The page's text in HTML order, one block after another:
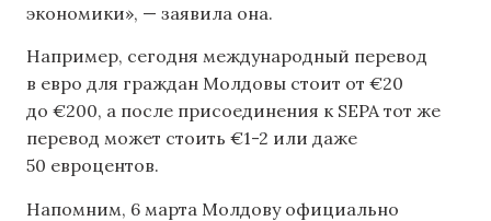
экономики», — заявила она.
Например, сегодня международный перевод
в евро для граждан Молдовы стоит от €20
до €200, а после присоединения к SEPA тот же
перевод может стоить €1-2 или даже
50 евроцентов.
Напомним, 6 марта Молдову официально